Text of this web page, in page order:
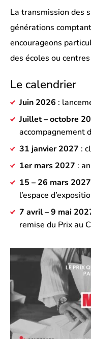
La transmission des
générations
encourageons
des écoles ou
Le calendrier
Juin 2026 :
Juillet – octobre
accompagnement
31 janvier 2027 :
1er mars 2027 :
15 – 26 mars 2027
l’espace
7 avril – 9 mai
remise du Prix au